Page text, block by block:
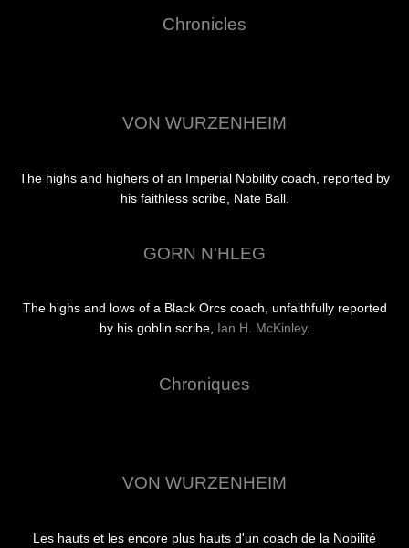
Chronicles
VON WURZENHEIM
The highs and highers of an Imperial Nobility coach, reported by
his faithless scribe, Nate Ball.
GORN N'HLEG
The highs and lows of a Black Orcs coach, unfaithfully reported
by his goblin scribe, Ian H. McKinley.
Chroniques
VON WURZENHEIM
Les hauts et les encore plus hauts d'un coach de la Nobilité